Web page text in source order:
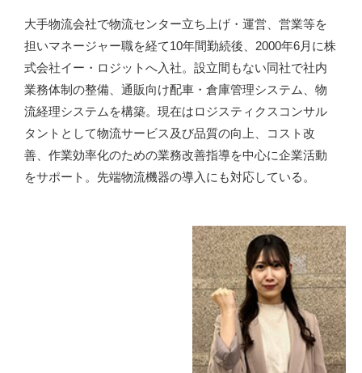
大手物流会社で物流センター立ち上げ・運営、営業等を
担いマネージャー職を経て10年間勤続後、2000年6月に株
式会社イー・ロジットへ入社。設立間もない同社で社内
業務体制の整備、通販向け配車・倉庫管理システム、物
流経理システムを構築。現在はロジスティクスコンサル
タントとして物流サービス及び品質の向上、コスト改
善、作業効率化のための業務改善指導を中心に企業活動
をサポート。先端物流機器の導入にも対応している。